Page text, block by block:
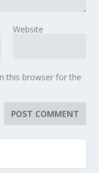
Website
this browser for the